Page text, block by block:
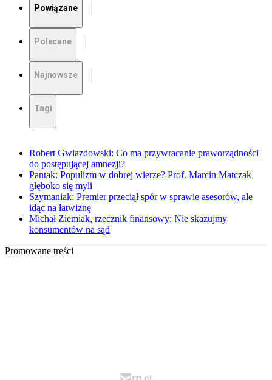
Powiązane
Polecane
Najnowsze
Tagi
Robert Gwiazdowski: Co ma przywracanie praworządności
do postępującej amnezji?
Pantak: Populizm w dobrej wierze? Prof. Marcin Matczak
głęboko się myli
Szymaniak: Premier przeciął spór w sprawie asesorów, ale
idąc na łatwiznę
Michał Ziemiak, rzecznik finansowy: Nie skazujmy
konsumentów na sąd
Promowane treści